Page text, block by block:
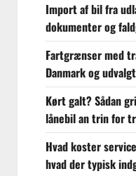
Import af bil fra
dokumenter og
Fartgrænser med
Danmark og
Kørt galt? Sådan
lånebil an trin for
Hvad koster
hvad der typisk